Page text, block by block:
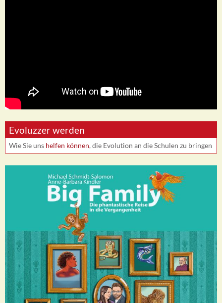
Evoluzzer werden
Wie Sie uns helfen können, die Evolution an die Schulen zu bringen